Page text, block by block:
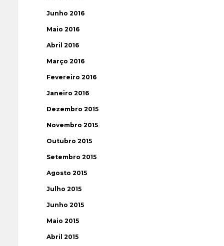
Junho 2016
Maio 2016
Abril 2016
Março 2016
Fevereiro 2016
Janeiro 2016
Dezembro 2015
Novembro 2015
Outubro 2015
Setembro 2015
Agosto 2015
Julho 2015
Junho 2015
Maio 2015
Abril 2015